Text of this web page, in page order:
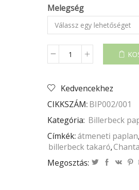
Melegség
BILLERBECK
mennyiség
Kedvencekhez
CIKKSZÁM: BIP002/001
Kategória: Billerbeck
Címkék:átmeneti paplan,
billerbeck takaró,
Megosztás: